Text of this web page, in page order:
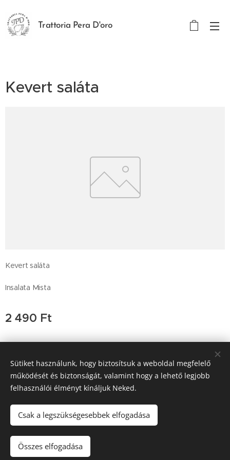
Trattoria Pera D'oro
Kevert saláta
Keve rt saláta
Insalata Mista
2 490 Ft
Trattoria Pera D'oro, 2011 Budakalász , Budai út 47, +36-26-
777-189
Sütiket használunk, hogy biztosítsuk a weboldal megfelelő
működését és biztonságát, valamint hogy a lehető legjobb
felhasználói élményt kínáljuk Neked.
Csak a legszükségesebbek elfogadása
Összes elfogadása